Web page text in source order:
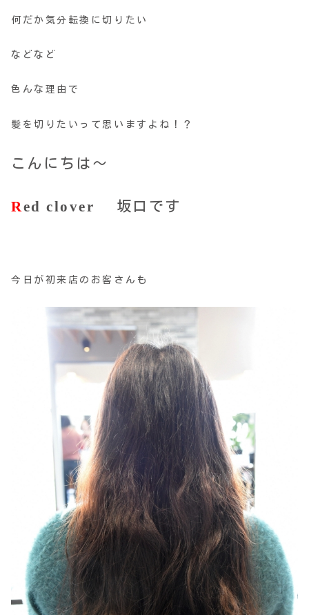
何だか気分転換に切りたい
などなど
色んな理由で
髪を切りたいって思いますよね！？
こんにちは～
Red clover 坂口です
今日が初来店のお客さんも